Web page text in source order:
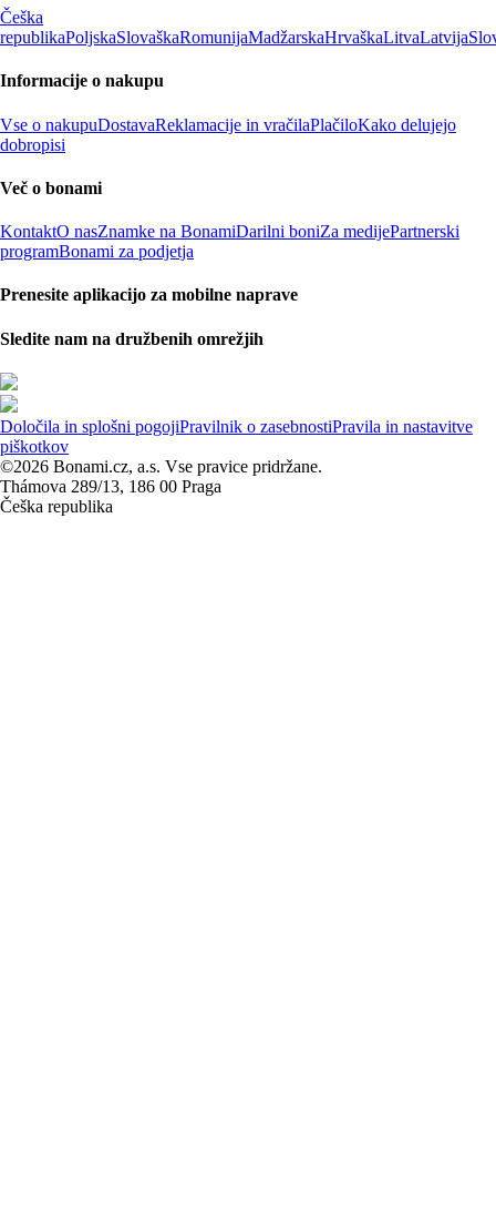
Češka
republikaPoljskaSlovaškaRomunijaMadžarskaHrvaškaLitvaLatvija
Informacije o nakupu
Vse o nakupuDostavaReklamacije in vračilaPlačiloKako delujejo
dobropisi
Več o bonami
KontaktO nasZnamke na BonamiDarilni boniZa medijePartnerski
programBonami za podjetja
Prenesite aplikacijo za mobilne naprave
Sledite nam na družbenih omrežjih
Določila in splošni pogojiPravilnik o zasebnostiPravila in nastavitve
piškotkov
©2026 Bonami.cz, a.s. Vse pravice pridržane.
Thámova 289/13, 186 00 Praga
Češka republika